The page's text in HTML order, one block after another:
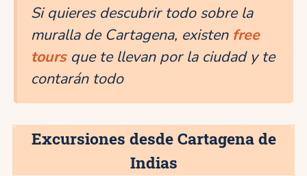
Si quieres descubrir todo sobre la
muralla de Cartagena, existen free
toursque te llevan por la ciudad y te
contarán todo
Excursiones desde Cartagena de
Indias